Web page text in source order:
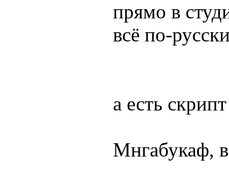
прямо в
всё по-
а есть
Мнгабукаф,